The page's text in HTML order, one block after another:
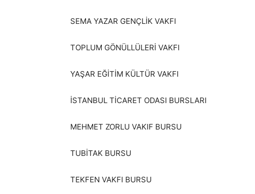
SEMA YAZAR GENÇLİK VAKFI
TOPLUM GÖNÜLLÜLERİ VAKFI
YAŞAR EĞİTİM KÜLTÜR VAKFI
İSTANBUL TİCARET ODASI BURSLARI
MEHMET ZORLU VAKIF BURSU
TUBİTAK BURSU
TEKFEN VAKFI BURSU